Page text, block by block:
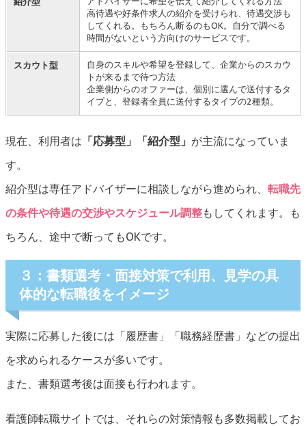
高待遇や好条件求人の紹介を受けられ、待遇交渉も
してくれる。もちろん断るのもOK。自分で調べる
時間がないという方向けのサービスです。
スカウト型
自身のスキルや希望を登録して、企業からのスカウ
トが来るまで待つ方法
企業側からのオファーは、個別に選んで送付するタ
イプと、登録者全員に送付するタイプの2種類。
現在、利用者は 「応募型」「紹介型」 が主流になっていま
す。
紹介型は専任アドバイザーに相談しながら進められ、 転職先
の条件や待遇の交渉やスケジュール調整もしてくれます。も
ちろん、途中で断ってもOKです。
３：書類選考・面接対策で利用、見学の具
体的な転職後をイメージ
実際に応募した後には「履歴書」「職務経歴書」などの提出
を求められるケースが多いです。
また、書類選考後は面接も行われます。
看護師転職サイトでは、それらの対策情報も多数掲載してお